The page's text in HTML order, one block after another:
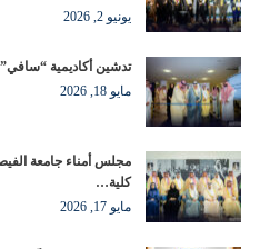
يونيو 2, 2026
تدشين أكاديمية “سافي”
مايو 18, 2026
كلية…
مايو 17, 2026